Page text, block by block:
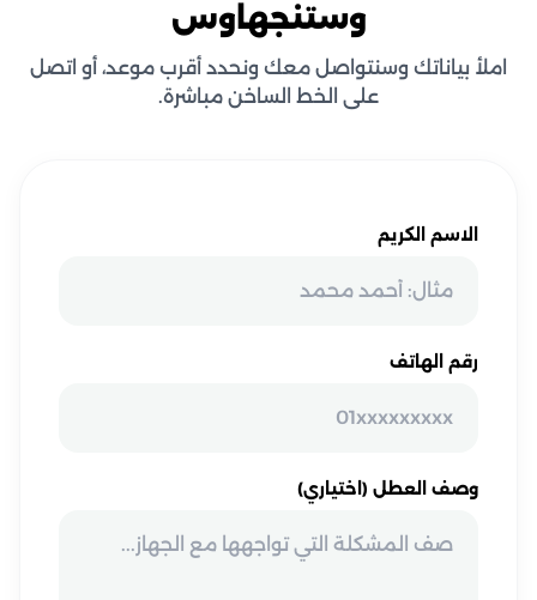
وستنجهاوس
املأ بياناتك وسنتواصل معك ونحدد أقرب موعد، أو اتصل
على الخط الساخن مباشرة.
الاسم الكريم
رقم الهاتف
وصف العطل (اختياري)